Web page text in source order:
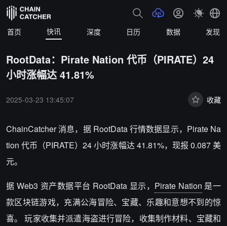
首页 快讯 深度 日历 数据 发现
RootData：Pirate Nation 代币（PIRATE）24
小时涨幅达 41.81%
2025-03-23 13:45:07 收藏
ChainCatcher 消息， 据 RootData 行情数据显示，Pirate Na
tion 代币（PIRATE）24 小时涨幅达 41.81%，现报 0.087 美
元。
据 Web3 资产数据平台 RootData 显示， Pirate Nation 是一
款区块链游戏，充满公海冒险、宝藏、乐趣和意想不到的惊
喜。 玩家收集并派遣海盗进行冒险，收集制作材料、宝藏和